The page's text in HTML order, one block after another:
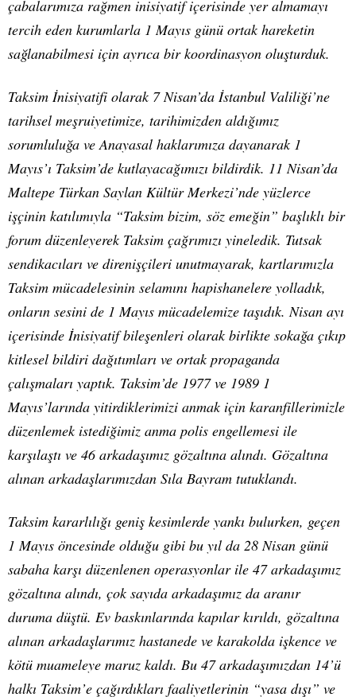
çabalarımıza rağmen inisiyatif içerisinde yer almamayı
tercih eden kurumlarla 1 Mayıs günü ortak hareketin
sağlanabilmesi için ayrıca bir koordinasyon oluşturduk.
Taksim İnisiyatifi olarak 7 Nisan’da İstanbul Valiliği’ne
tarihsel meşruiyetimize, tarihimizden aldığımız
sorumluluğa ve Anayasal haklarımıza dayanarak 1
Mayıs’ı Taksim’de kutlayacağımızı bildirdik. 11 Nisan’da
Maltepe Türkan Saylan Kültür Merkezi’nde yüzlerce
işçinin katılımıyla “Taksim bizim, söz emeğin” başlıklı bir
forum düzenleyerek Taksim çağrımızı yineledik. Tutsak
sendikacıları ve direnişçileri unutmayarak, kartlarımızla
Taksim mücadelesinin selamını hapishanelere yolladık,
onların sesini de 1 Mayıs mücadelemize taşıdık. Nisan ayı
içerisinde İnisiyatif bileşenleri olarak birlikte sokağa çıkıp
kitlesel bildiri dağıtımları ve ortak propaganda
çalışmaları yaptık. Taksim’de 1977 ve 1989 1
Mayıs’larında yitirdiklerimizi anmak için karanfillerimizle
düzenlemek istediğimiz anma polis engellemesi ile
karşılaştı ve 46 arkadaşımız gözaltına alındı. Gözaltına
alınan arkadaşlarımızdan Sıla Bayram tutuklandı.
Taksim kararlılığı geniş kesimlerde yankı bulurken, geçen
1 Mayıs öncesinde olduğu gibi bu yıl da 28 Nisan günü
sabaha karşı düzenlenen operasyonlar ile 47 arkadaşımız
gözaltına alındı, çok sayıda arkadaşımız da aranır
duruma düştü. Ev baskınlarında kapılar kırıldı, gözaltına
alınan arkadaşlarımız hastanede ve karakolda işkence ve
kötü muameleye maruz kaldı. Bu 47 arkadaşımızdan 14’ü
halkı Taksim’e çağırdıkları faaliyetlerinin “yasa dışı” ve